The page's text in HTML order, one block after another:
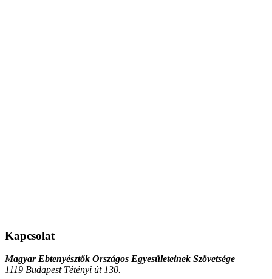
Kapcsolat
Magyar Ebtenyésztők Országos Egyesületeinek Szövetsége
1119 Budapest Tétényi út 130.